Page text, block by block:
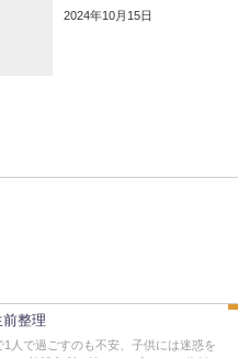
2024年10月15日
整理
1人で過ごすのも不安、子供には迷惑を